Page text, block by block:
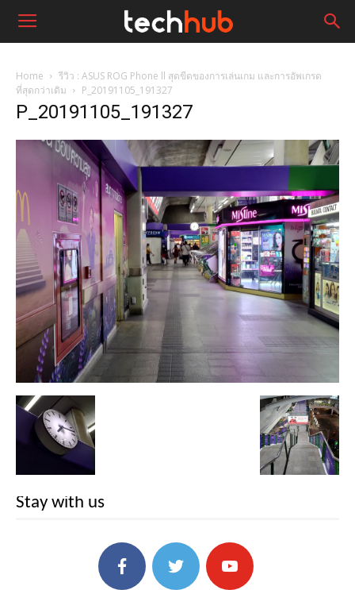
Home
รีวิว : ASUS ROG Phone ll สุดขีดของการเล่นเกม และการอัพเกรด
ที่สุดกว่าเดิม
P_20191105_191327
P_20191105_191327
Stay with us